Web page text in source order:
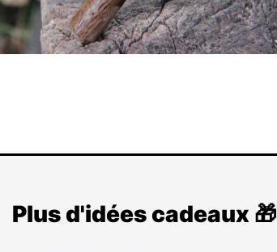
Plus d'idées cadeaux 🎁